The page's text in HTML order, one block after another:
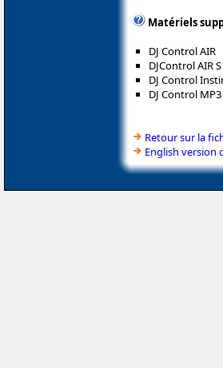
Matériels
DJ Control AIR
DJControl AIR S
DJ Control
DJ Control MP3
Retour sur la
English version